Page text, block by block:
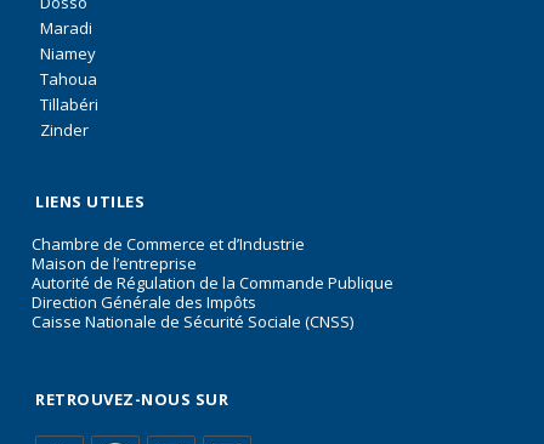
Maradi
Niamey
Tahoua
Tillabéri
Zinder
LIENS UTILES
Chambre de Commerce et d’Industrie
Maison de l’entreprise
Autorité de Régulation de la Commande Publique
Direction Générale des Impôts
Caisse Nationale de Sécurité Sociale (CNSS)
RETROUVEZ-NOUS SUR